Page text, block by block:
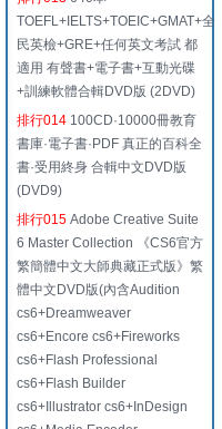
TOEFL+IELTS+TOEIC+GMAT+全
民英檢+GRE+任何英文考試 都
適用 有聲書+電子書+互動光碟
+訓練軟體合輯DVD版 (2DVD)
排行014 100CD·10000冊教育
書庫·電子書·PDF 真正的百科全
書·受用終身 合輯中文DVD版
(DVD9)
排行015 Adobe Creative Suite
6 Master Collection 《CS6官方
繁簡體中文大師典藏正式版》繁
體中文DVD版(內含Audition
cs6+Dreamweaver
cs6+Encore cs6+Fireworks
cs6+Flash Professional
cs6+Flash Builder
cs6+Illustrator cs6+InDesign